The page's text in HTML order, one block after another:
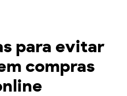
para evitar
compras